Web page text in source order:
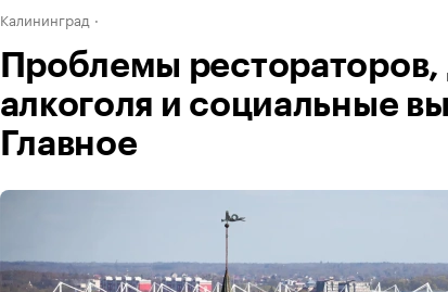
Калининград
Проблемы
алкоголя и социальные
Главное